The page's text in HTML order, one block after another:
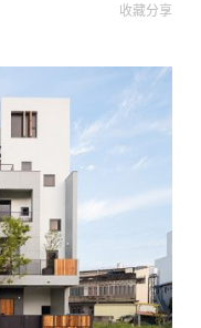
收藏分享